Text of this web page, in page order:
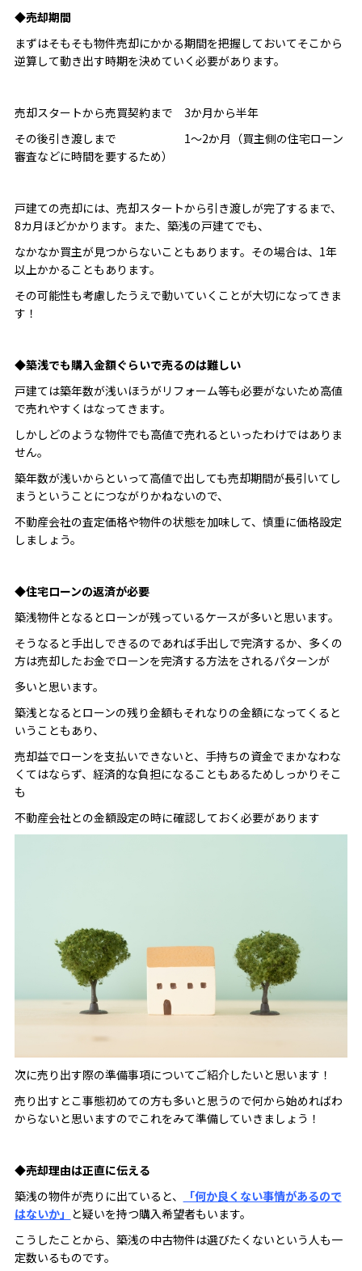
◆売却期間
まずはそもそも物件売却にかかる期間を把握しておいてそこから
逆算して動き出す時期を決めていく必要があります。
売却スタートから売買契約まで 3か月から半年
その後引き渡しまで 1～2か月（買主側の住宅ローン
審査などに時間を要するため）
戸建ての売却には、売却スタートから引き渡しが完了するまで、
8カ月ほどかかります。また、築浅の戸建てでも、
なかなか買主が見つからないこともあります。その場合は、1年
以上かかることもあります。
その可能性も考慮したうえで動いていくことが大切になってきま
す！
◆築浅でも購入金額ぐらいで売るのは難しい
戸建ては築年数が浅いほうがリフォーム等も必要がないため高値
で売れやすくはなってきます。
しかしどのような物件でも高値で売れるといったわけではありま
せん。
築年数が浅いからといって高値で出しても売却期間が長引いてし
まうということにつながりかねないので、
不動産会社の査定価格や物件の状態を加味して、慎重に価格設定
しましょう。
◆住宅ローンの返済が必要
築浅物件となるとローンが残っているケースが多いと思います。
そうなると手出しできるのであれば手出しで完済するか、多くの
方は売却したお金でローンを完済する方法をされるパターンが
多いと思います。
築浅となるとローンの残り金額もそれなりの金額になってくると
いうこともあり、
売却益でローンを支払いできないと、手持ちの資金でまかなわな
くてはならず、経済的な負担になることもあるためしっかりそこ
も
不動産会社との金額設定の時に確認しておく必要があります
次に売り出す際の準備事項についてご紹介したいと思います！
売り出すとこ事態初めての方も多いと思うので何から始めればわ
からないと思いますのでこれをみて準備していきましょう！
◆売却理由は正直に伝える
築浅の物件が売りに出ていると、
「何か良くない事情があるので
はないか」 と疑いを持つ購入希望者もいます。
こうしたことから、築浅の中古物件は選びたくないという人も一
定数いるものです。